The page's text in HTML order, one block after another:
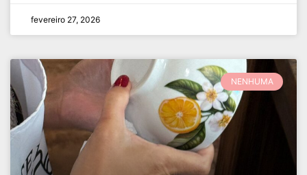
fevereiro 27, 2026
NENHUMA